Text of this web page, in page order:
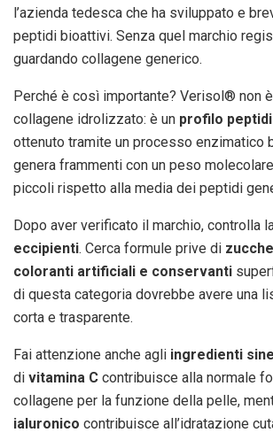
l’azienda tedesca che ha sviluppato e
peptidi bioattivi. Senza quel marchio
guardando collagene generico.
Perché è così importante? Verisol® non
collagene idrolizzato: è un profilo
ottenuto tramite un processo enzimatico
genera frammenti con un peso
piccoli rispetto alla media dei peptidi
Dopo aver verificato il marchio, controlla
eccipienti. Cerca formule prive di
coloranti artificiali e conservanti
di questa categoria dovrebbe avere una
corta e trasparente.
Fai attenzione anche agli ingredienti
di vitamina C contribuisce alla normale
collagene per la funzione della pelle,
ialuronico contribuisce all’idratazione